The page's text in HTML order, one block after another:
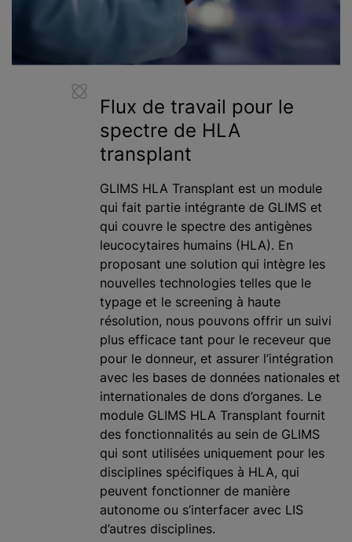
Flux de travail pour le
spectre de HLA
transplant
GLIMS HLA Transplant est un module
qui fait partie intégrante de GLIMS et
qui couvre le spectre des antigènes
leucocytaires humains (HLA). En
proposant une solution qui intègre les
nouvelles technologies telles que le
typage et le screening à haute
résolution, nous pouvons offrir un suivi
plus efficace tant pour le receveur que
pour le donneur, et assurer l’intégration
avec les bases de données nationales et
internationales de dons d’organes. Le
module GLIMS HLA Transplant fournit
des fonctionnalités au sein de GLIMS
qui sont utilisées uniquement pour les
disciplines spécifiques à HLA, qui
peuvent fonctionner de manière
autonome ou s’interfacer avec LIS
d’autres disciplines.